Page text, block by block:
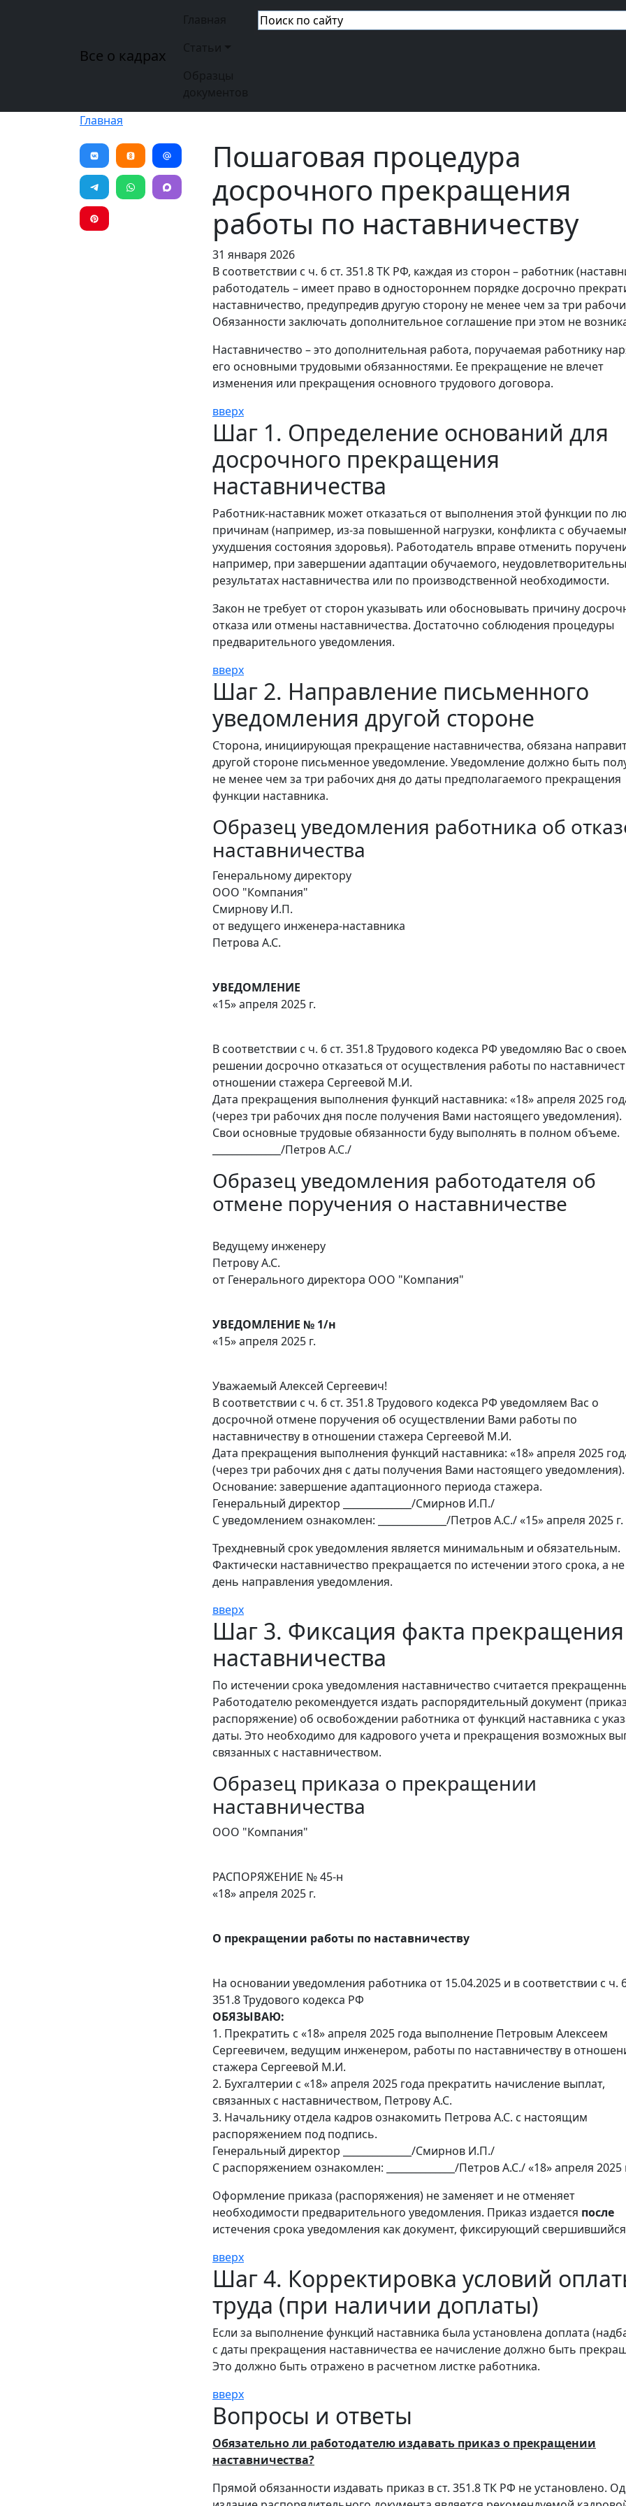
Все о кадрах
Основная навигация
Главная
Пошаговая процедура
досрочного прекращения
работы по наставничеству
31 января 2026
В соответствии с ч. 6 ст. 351.8 ТК РФ, каждая из сторон – работник
работодатель – имеет право в одностороннем порядке досрочно
наставничество, предупредив другую сторону не менее чем за три
Обязанности заключать дополнительное соглашение при этом не
Наставничество – это дополнительная работа, поручаемая работнику
его основными трудовыми обязанностями. Ее прекращение не влечет
изменения или прекращения основного трудового договора.
вверх
Шаг 1. Определение оснований для
досрочного прекращения
наставничества
Работник-наставник может отказаться от выполнения этой функции по
причинам (например, из-за повышенной нагрузки, конфликта с
ухудшения состояния здоровья). Работодатель вправе отменить
например, при завершении адаптации обучаемого,
результатах наставничества или по производственной необходимости.
Закон не требует от сторон указывать или обосновывать причину
отказа или отмены наставничества. Достаточно соблюдения процедуры
предварительного уведомления.
вверх
Шаг 2. Направление письменного
уведомления другой стороне
Сторона, инициирующая прекращение наставничества, обязана
другой стороне письменное уведомление. Уведомление должно быть
не менее чем за три рабочих дня до даты предполагаемого прекращения
функции наставника.
Образец уведомления работника об
наставничества
Генеральному директору
ООО "Компания"
Смирнову И.П.
от ведущего инженера-наставника
Петрова А.С.
УВЕДОМЛЕНИЕ
«15» апреля 2025 г.
В соответствии с ч. 6 ст. 351.8 Трудового кодекса РФ уведомляю Вас о
решении досрочно отказаться от осуществления работы по
отношении стажера Сергеевой М.И.
Дата прекращения выполнения функций наставника: «18» апреля 2025
(через три рабочих дня после получения Вами настоящего уведомления).
Свои основные трудовые обязанности буду выполнять в полном объеме.
______________/Петров А.С./
Образец уведомления работодателя об
отмене поручения о наставничестве
Ведущему инженеру
Петрову А.С.
от Генерального директора ООО "Компания"
УВЕДОМЛЕНИЕ № 1/н
«15» апреля 2025 г.
Уважаемый Алексей Сергеевич!
В соответствии с ч. 6 ст. 351.8 Трудового кодекса РФ уведомляем Вас о
досрочной отмене поручения об осуществлении Вами работы по
наставничеству в отношении стажера Сергеевой М.И.
Дата прекращения выполнения функций наставника: «18» апреля 2025
(через три рабочих дня с даты получения Вами настоящего уведомления).
Основание: завершение адаптационного периода стажера.
Генеральный директор ______________/Смирнов И.П./
С уведомлением ознакомлен: ______________/Петров А.С./ «15» апреля 2025 г.
Трехдневный срок уведомления является минимальным и обязательным.
Фактически наставничество прекращается по истечении этого срока, а
день направления уведомления.
вверх
Шаг 3. Фиксация факта прекращения
наставничества
По истечении срока уведомления наставничество считается
Работодателю рекомендуется издать распорядительный документ
распоряжение) об освобождении работника от функций наставника с
даты. Это необходимо для кадрового учета и прекращения возможных
связанных с наставничеством.
Образец приказа о прекращении
наставничества
ООО "Компания"
РАСПОРЯЖЕНИЕ № 45-н
«18» апреля 2025 г.
О прекращении работы по наставничеству
На основании уведомления работника от 15.04.2025 и в соответствии с ч.
351.8 Трудового кодекса РФ
ОБЯЗЫВАЮ:
1. Прекратить с «18» апреля 2025 года выполнение Петровым Алексеем
Сергеевичем, ведущим инженером, работы по наставничеству в
стажера Сергеевой М.И.
2. Бухгалтерии с «18» апреля 2025 года прекратить начисление выплат,
связанных с наставничеством, Петрову А.С.
3. Начальнику отдела кадров ознакомить Петрова А.С. с настоящим
распоряжением под подпись.
Генеральный директор ______________/Смирнов И.П./
С распоряжением ознакомлен: ______________/Петров А.С./ «18» апреля 2025
Оформление приказа (распоряжения) не заменяет и не отменяет
необходимости предварительного уведомления. Приказ издается после
истечения срока уведомления как документ, фиксирующий
вверх
Шаг 4. Корректировка условий
труда (при наличии доплаты)
Если за выполнение функций наставника была установлена доплата
с даты прекращения наставничества ее начисление должно быть
Это должно быть отражено в расчетном листке работника.
вверх
Вопросы и ответы
Обязательно ли работодателю издавать приказ о прекращении
наставничества?
Прямой обязанности издавать приказ в ст. 351.8 ТК РФ не установлено.